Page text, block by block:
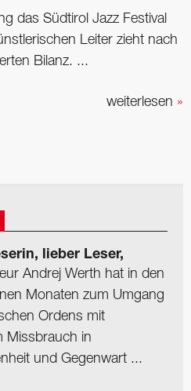
das Südtirol Jazz Festival
Leiter zieht nach
­Bilanz. ...
weiterlesen »
lieber Leser,
Andrej Werth hat in den
Monaten zum Umgang
Ordens mit
Missbrauch in
und Gegenwart ...